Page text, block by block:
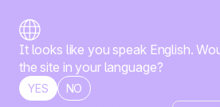
It looks like you speak English.
the site in your language?
YES NO